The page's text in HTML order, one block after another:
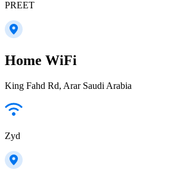
PREET
Home WiFi
King Fahd Rd, Arar Saudi Arabia
Zyd